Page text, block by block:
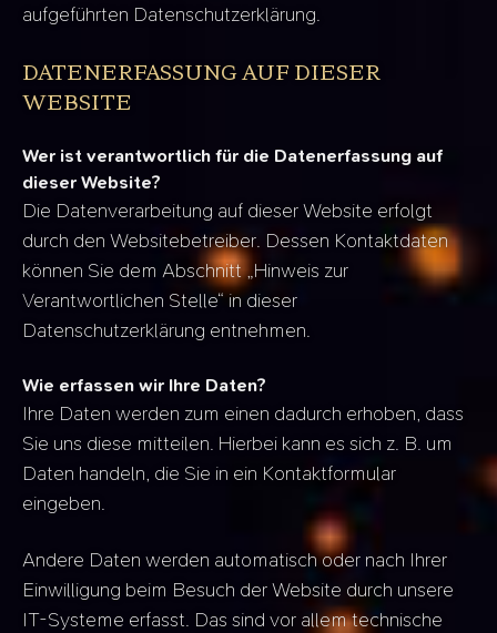
aufgeführten Datenschutzerklärung.
DATENERFASSUNG AUF DIESER
WEBSITE
Wer ist verantwortlich für die Datenerfassung auf
dieser Website?
Die Datenverarbeitung auf dieser Website erfolgt
durch den Websitebetreiber. Dessen Kontaktdaten
können Sie dem Abschnitt „Hinweis zur
Verantwortlichen Stelle“ in dieser
Datenschutzerklärung entnehmen.
Wie erfassen wir Ihre Daten?
Ihre Daten werden zum einen dadurch erhoben, dass
Sie uns diese mitteilen. Hierbei kann es sich z. B. um
Daten handeln, die Sie in ein Kontaktformular
eingeben.
Andere Daten werden automatisch oder nach Ihrer
Einwilligung beim Besuch der Website durch unsere
IT-Systeme erfasst. Das sind vor allem technische